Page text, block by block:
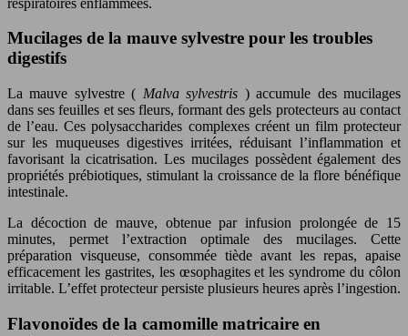
Mucilages de la mauve sylvestre pour les troubles
digestifs
La mauve sylvestre ( Malva sylvestris ) accumule des mucilages
dans ses feuilles et ses fleurs, formant des gels protecteurs au contact
de l’eau. Ces polysaccharides complexes créent un film protecteur
sur les muqueuses digestives irritées, réduisant l’inflammation et
favorisant la cicatrisation. Les mucilages possèdent également des
propriétés prébiotiques, stimulant la croissance de la flore bénéfique
intestinale.
La décoction de mauve, obtenue par infusion prolongée de 15
minutes, permet l’extraction optimale des mucilages. Cette
préparation visqueuse, consommée tiède avant les repas, apaise
efficacement les gastrites, les œsophagites et les syndrome du côlon
irritable. L’effet protecteur persiste plusieurs heures après l’ingestion.
Flavonoïdes de la camomille matricaire en